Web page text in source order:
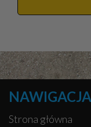
NAWIGACJA
Strona główna